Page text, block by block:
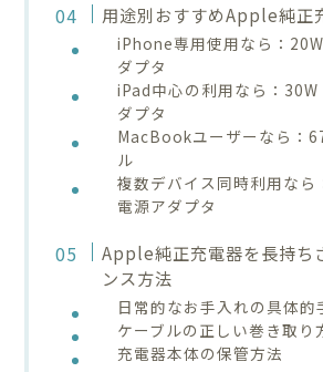
用途別おすすめApple純正
iPhone専用使用なら：
ダプタ
iPad中心の利用なら：
ダプタ
MacBookユーザーなら：
ル
複数デバイス同時利用なら
電源アダプタ
Apple純正充電器を長持ち
ンス方法
日常的なお手入れの具体的
ケーブルの正しい巻き取り
充電器本体の保管方法